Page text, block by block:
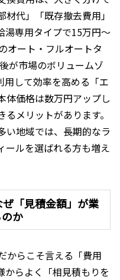
材代」「既存撤去費用」
湯専用タイプで15万円〜
オート・フルオートタ
が市場のボリュームゾ
用して効率を高める「エ
体価格は数万円アップし
メリットがあります。
い地域では、長期的なラ
ールを選ばれる方も増え
「見積金額」が業
か
からこそ言える「費用
からよく「相見積もりを